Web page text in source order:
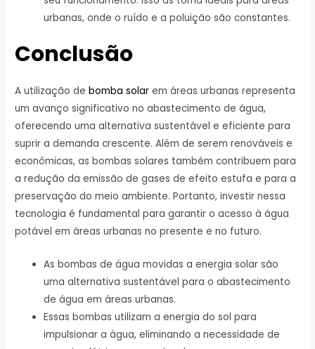
urbanas, onde o ruído e a poluição são constantes.
Conclusão
A utilização debomba solar em áreas urbanas representa
um avanço significativo no abastecimento de água,
oferecendo uma alternativa sustentável e eficiente para
suprir a demanda crescente. Além de serem renováveis e
econômicas, as bombas solares também contribuem para
a redução da emissão de gases de efeito estufa e para a
preservação do meio ambiente. Portanto, investir nessa
tecnologia é fundamental para garantir o acesso à água
potável em áreas urbanas no presente e no futuro.
As bombas de água movidas a energia solar são
uma alternativa sustentável para o abastecimento
de água em áreas urbanas.
Essas bombas utilizam a energia do sol para
impulsionar a água, eliminando a necessidade de